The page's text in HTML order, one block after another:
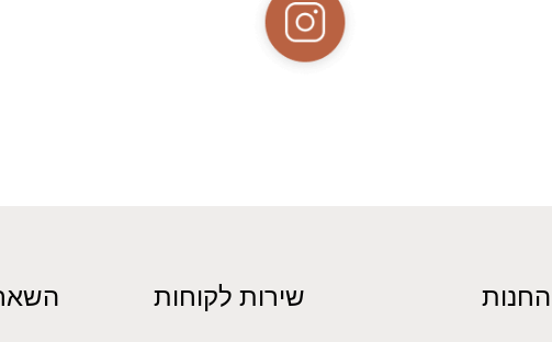
החנות שירות לקוחות